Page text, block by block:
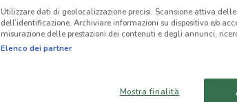
FOLIGNO BASTIA
ORVIETO
Utilizzare dati di geolocalizzazione precisi. Scansione attiva
dell’identificazione. Archiviare informazioni su dispositivo e/o
misurazione delle prestazioni dei contenuti e degli annunci,
Elenco dei partner
Mostra finalità